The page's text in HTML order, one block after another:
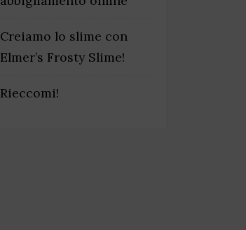
Creiamo lo slime con
Elmer’s Frosty Slime!
Rieccomi!